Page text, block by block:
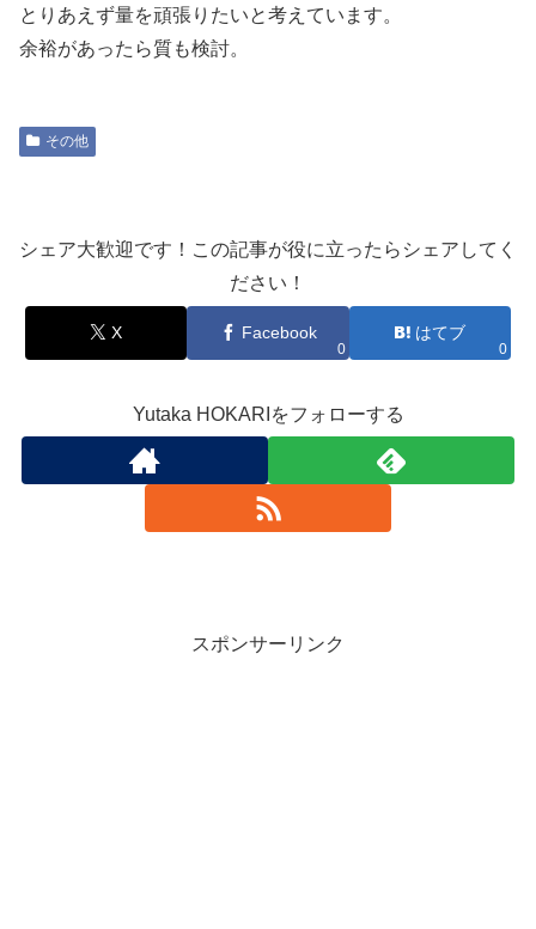
とりあえず量を頑張りたいと考えています。
余裕があったら質も検討。
その他
シェア大歓迎です！この記事が役に立ったらシェアしてく
ださい！
X Facebook
0
はてブ
0
Yutaka HOKARIをフォローする
スポンサーリンク